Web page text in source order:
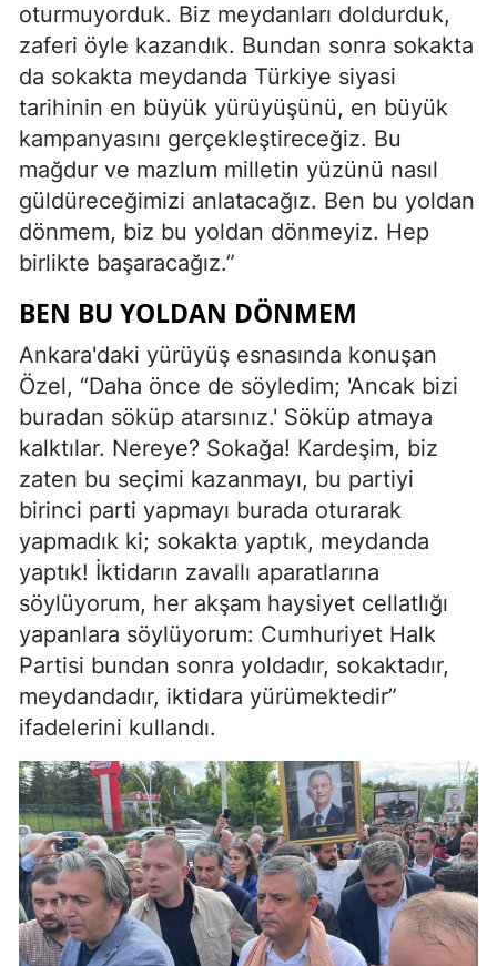
oturmuyorduk. Biz meydanları doldurduk,
zaferi öyle kazandık. Bundan sonra sokakta
da sokakta meydanda Türkiye siyasi
tarihinin en büyük yürüyüşünü, en büyük
kampanyasını gerçekleştireceğiz. Bu
mağdur ve mazlum milletin yüzünü nasıl
güldüreceğimizi anlatacağız. Ben bu yoldan
dönmem, biz bu yoldan dönmeyiz. Hep
birlikte başaracağız.”
BEN BU YOLDAN DÖNMEM
Ankara'daki yürüyüş esnasında konuşan
Özel, “Daha önce de söyledim; 'Ancak bizi
buradan söküp atarsınız.' Söküp atmaya
kalktılar. Nereye? Sokağa! Kardeşim, biz
zaten bu seçimi kazanmayı, bu partiyi
birinci parti yapmayı burada oturarak
yapmadık ki; sokakta yaptık, meydanda
yaptık! İktidarın zavallı aparatlarına
söylüyorum, her akşam haysiyet cellatlığı
yapanlara söylüyorum: Cumhuriyet Halk
Partisi bundan sonra yoldadır, sokaktadır,
meydandadır, iktidara yürümektedir”
ifadelerini kullandı.